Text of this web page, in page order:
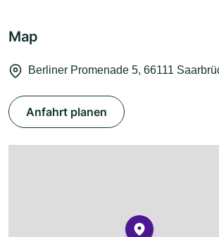
Map
Berliner Promenade 5, 66111
Anfahrt planen